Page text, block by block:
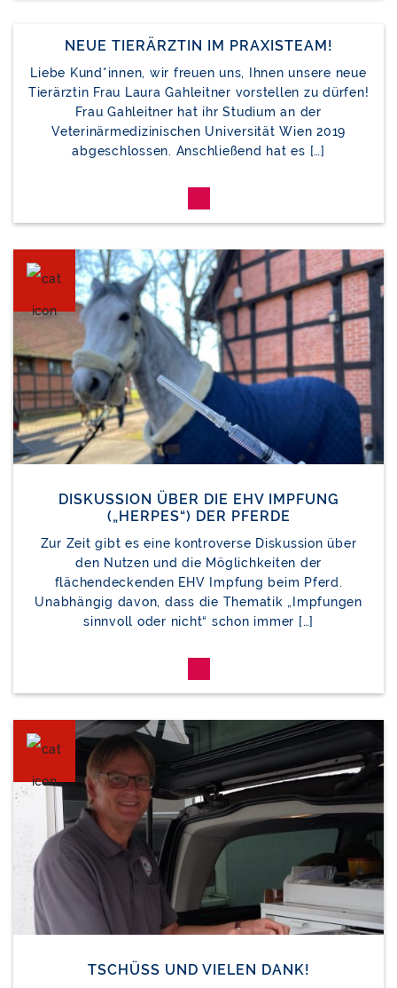
NEUE TIERÄRZTIN IM PRAXISTEAM!
Liebe Kund*innen, wir freuen uns, Ihnen unsere neue
Tierärztin Frau Laura Gahleitner vorstellen zu dürfen!
Frau Gahleitner hat ihr Studium an der
Veterinärmedizinischen Universität Wien 2019
abgeschlossen. Anschließend hat es […]
DISKUSSION ÜBER DIE EHV IMPFUNG
(„HERPES“) DER PFERDE
Zur Zeit gibt es eine kontroverse Diskussion über
den Nutzen und die Möglichkeiten der
flächendeckenden EHV Impfung beim Pferd.
Unabhängig davon, dass die Thematik „Impfungen
sinnvoll oder nicht“ schon immer […]
TSCHÜSS UND VIELEN DANK!